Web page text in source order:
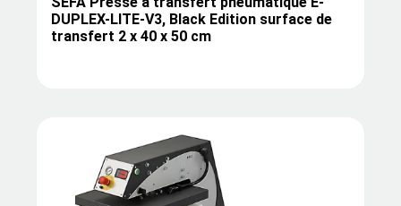
DUPLEX-LITE-V3, Black Edition surface de
transfert 2 x 40 x 50 cm